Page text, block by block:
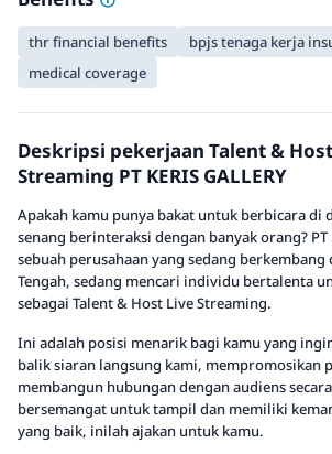
thr financial benefits
bpjs tenaga kerja
medical coverage
Deskripsi pekerjaan Talent &
Streaming PT KERIS GALLERY
Apakah kamu punya bakat untuk berbicara di
senang berinteraksi dengan banyak orang? PT
sebuah perusahaan yang sedang berkembang
Tengah, sedang mencari individu bertalenta
sebagai Talent & Host Live Streaming.
Ini adalah posisi menarik bagi kamu yang
balik siaran langsung kami, mempromosikan
membangun hubungan dengan audiens
bersemangat untuk tampil dan memiliki
yang baik, inilah ajakan untuk kamu.